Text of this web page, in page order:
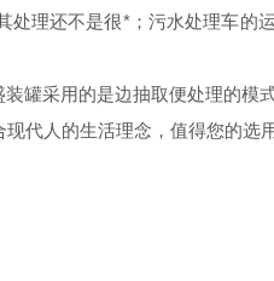
理还不是很*；污水处理车的
罐采用的是边抽取便处理的模
代人的生活理念，值得您的选用